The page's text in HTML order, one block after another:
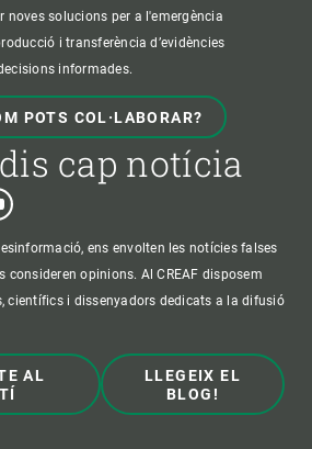
noves solucions per a l'emergència
i transferència d’evidències
informades.
POTS COL·LABORAR?
cap notícia
ens envolten les notícies falses
consideren opinions. Al CREAF disposem
científics i dissenyadors dedicats a la difusió
AL
LLEGEIX EL
BLOG!